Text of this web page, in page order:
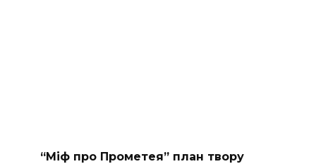
“Міф про Прометея” план твору